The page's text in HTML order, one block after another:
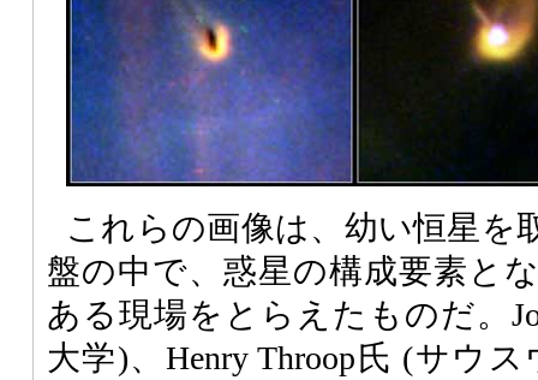
これらの画像は、幼い恒星を
盤の中で、惑星の構成要素と
ある現場をとらえたものだ。
大学)、Henry Throop氏 (サウ